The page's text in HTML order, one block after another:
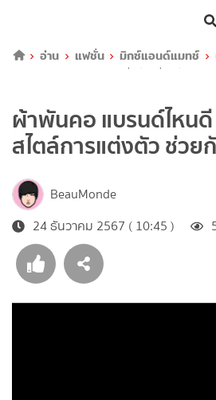
อ่าน
แฟชั่น มิกซ์แอนด์แมทช์
ตอบโจทย์ทุกสไตล์การแต่งตัว ช่วยกันลมหน
ผ้าพันคอ แบรนด์ไหน
สไตล์การแต่งตัว ช่วย
BeauMonde
24 ธันวาคม 2567 ( 10:45 )